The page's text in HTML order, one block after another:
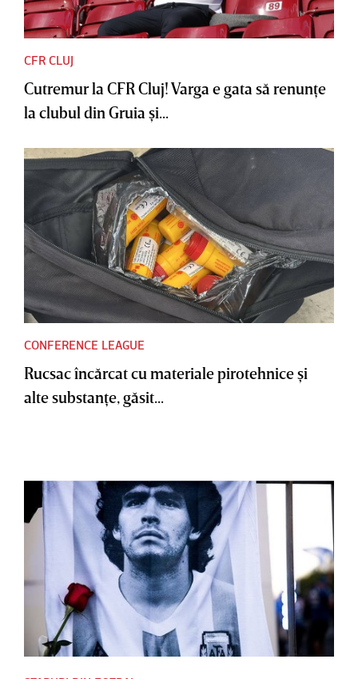
CFR CLUJ
Cutremur la CFR Cluj! Varga e gata să renunţe
la clubul din Gruia şi...
CONFERENCE LEAGUE
Rucsac încărcat cu materiale pirotehnice şi
alte substanţe, găsit...